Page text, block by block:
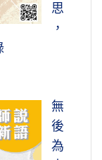
思
，
無
後
為